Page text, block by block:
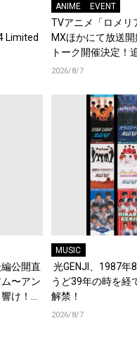
Limited
ANIME EVENT
TVアニメ「ロメリ
MXほかにて放送
トーク開催決定！
梶原岳人、堀江瞬
2026/8/7
公開直
〜アン
け！ユ
MUSIC
光GENJI、1987年
うど39年の時を経
解禁！
2026/8/7